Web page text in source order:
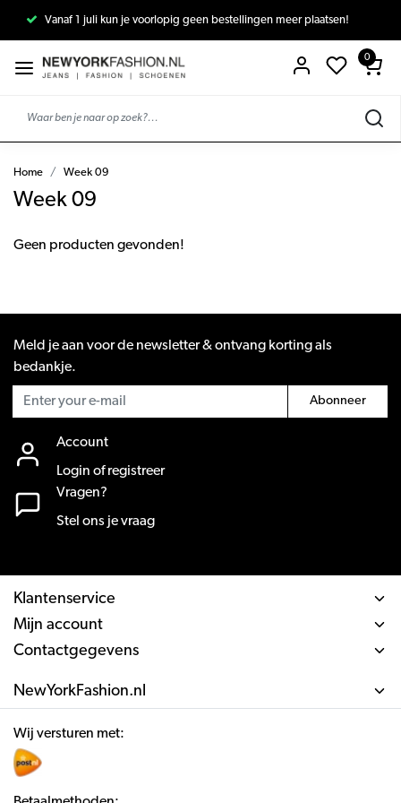
Vanaf 1 juli kun je voorlopig geen bestellingen meer plaatsen!
0
Home Week 09
Week 09
Geen producten gevonden!
Meld je aan voor de newsletter & ontvang korting als
bedankje.
Abonneer
Account
Login of registreer
Vragen?
Stel ons je vraag
Klantenservice
Mijn account
Contactgegevens
NewYorkFashion.nl
Wij versturen met: